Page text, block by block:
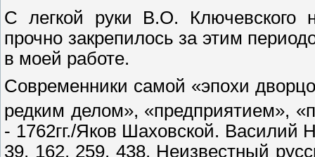
С легкой руки В.О. Ключевского
прочно закрепилось за этим
в моей работе.
Современники самой «эпохи
редким делом», «предприятием»,
- 1762гг./Яков Шаховской.
39, 162, 259, 438. Неизвестный